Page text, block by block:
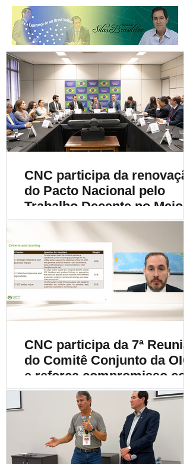
CNC participa da renovação
do Pacto Nacional pelo
Trabalho Decente no Meio
Rural e destaca a
importância da
sustentabilidade social na
cafeicultura
CNC participa da 7ª Reunião
do Comitê Conjunto da OIC
e reforça compromisso com
a cafeicultura mundial